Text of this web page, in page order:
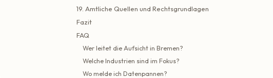
19. Amtliche Quellen und Rechtsgrundlagen
Fazit
FAQ
Wer leitet die Aufsicht in Bremen?
Welche Industrien sind im Fokus?
Wo melde ich Datenpannen?